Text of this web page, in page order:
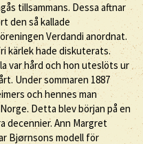
tillsammans. Dessa aftnar
den så kallade
Verdandi anordnat.
kärlek hade diskuterats.
var hård och hon uteslöts ur
Under sommaren 1887
och hennes man
Detta blev början på en
decennier. Ann Margret
Bjørnsons modell för